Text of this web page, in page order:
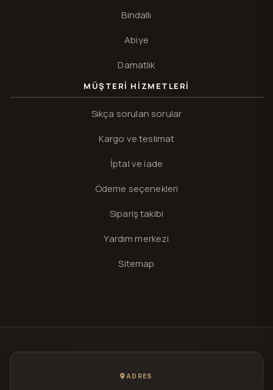
Bindallı
Abiye
Damatlık
MÜŞTERI HIZMETLERI
Sıkça sorulan sorular
Kargo ve teslimat
İptal ve iade
Ödeme seçenekleri
Sipariş takibi
Yardım merkezi
Sitemap
ADRES